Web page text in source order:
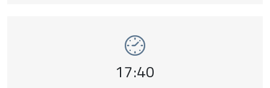
Event time,
17:40